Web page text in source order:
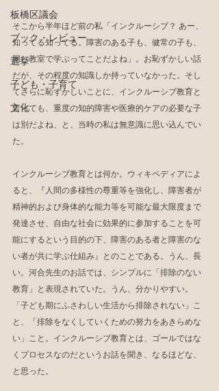
板橋区議会
ブック・レビュー
選挙
子ども・子育て
文化
そこから半年ほど前の私「インクルーシブ？ あー、
知ってる知ってる。障害のある子も、健常の子も、
同じ教室で学ぶってことだよね」。お恥ずかしい話
だが、その程度の知識しか持っていなかった。そし
てさらに恥ずかしいことに、インクルーシブ教育と
言っても、重度の知的障害や医療的ケアの必要な子
は別だよね、と、当時の私は無意識に思い込んでい
た。
インクルーシブ教育とは何か。ウィキペディアによ
ると、『人間の多様性の尊重等を強化し、障害者が
精神的および身体的な能力等を可能な最大限度まで
発達させ、自由な社会に効果的に参加することを可
能にするという目的の下、障害のある者と障害のな
い者が共に学ぶ仕組み』とのことである。うん、長
い。河合先生のお話では、シンプルに「排除のない
教育」と表現されていた。うん、分かりやすい。
「子ども期にふさわしい生活から排除されない」こ
と、「排除をなくしていくための努力をあきらめな
い」こと。インクルーシブ教育とは、ゴールではな
くプロセスなのだというお話を聞き、なるほどな、
と思った。